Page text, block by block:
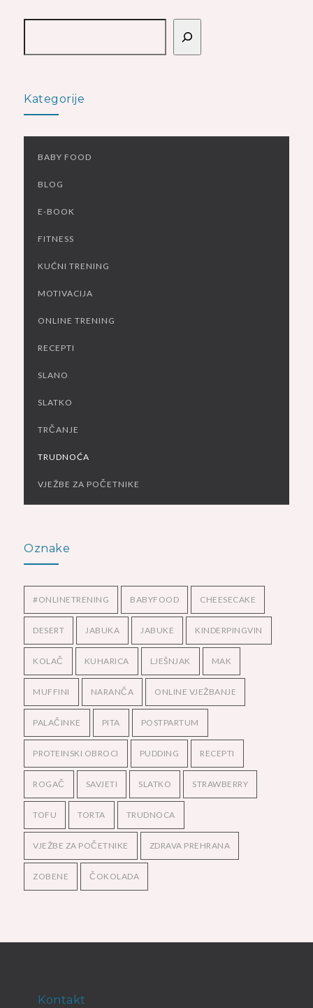
Pretraga
Kategorije
BABY FOOD
BLOG
E-BOOK
FITNESS
KUĆNI TRENING
MOTIVACIJA
ONLINE TRENING
RECEPTI
SLANO
SLATKO
TRČANJE
TRUDNOĆA
VJEŽBE ZA POČETNIKE
Oznake
#ONLINETRENING BABYFOOD CHEESECAKE
DESERT JABUKA JABUKE KINDERPINGVIN
KOLAČ KUHARICA LJEŠNJAK MAK
MUFFINI NARANČA ONLINE VJEŽBANJE
PALAČINKE PITA POSTPARTUM
PROTEINSKI OBROCI PUDDING RECEPTI
ROGAČ SAVJETI SLATKO STRAWBERRY
TOFU TORTA TRUDNOCA
VJEŽBE ZA POČETNIKE ZDRAVA PREHRANA
ZOBENE ČOKOLADA
Kontakt